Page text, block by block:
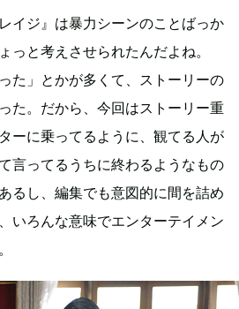
イジ』は暴力シーンのことばっか
っと考えさせられたんだよね。
た」とかが多くて、ストーリーの
た。だから、今回はストーリー重
ーに乗ってるように、観てる人が
言ってるうちに終わるようなもの
るし、編集でも意図的に間を詰め
いろんな意味でエンターテイメン